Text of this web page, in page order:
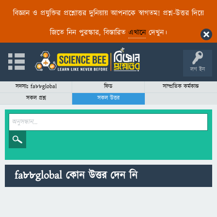
বিজ্ঞান ও প্রযুক্তির প্রশ্নোত্তর দুনিয়ায় আপনাকে স্বাগতম! প্রশ্ন-উত্তর দিয়ে
জিতে নিন পুরস্কার, বিস্তারিত এখানেদেখুন।
লগ ইন
সদস্যঃ fa88global ফিড
সাম্প্রতিক কর্মকান্ড
সকল প্রশ্ন
সকল উত্তর
fa88global কোন উত্তর দেন নি